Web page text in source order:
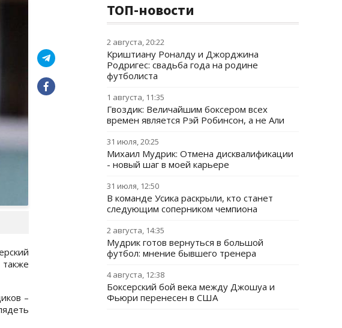
–
ТОП-новости
2 августа, 20:22
Криштиану Роналду и Джорджина
Родригес: свадьба года на родине
футболиста
1 августа, 11:35
Гвоздик: Величайшим боксером всех
времен является Рэй Робинсон, а не Али
31 июля, 20:25
Михаил Мудрик: Отмена дисквалификации
- новый шаг в моей карьере
31 июля, 12:50
В команде Усика раскрыли, кто станет
следующим соперником чемпиона
2 августа, 14:35
Мудрик готов вернуться в большой
футбол: мнение бывшего тренера
4 августа, 12:38
Боксерский бой века между Джошуа и
Фьюри перенесен в США